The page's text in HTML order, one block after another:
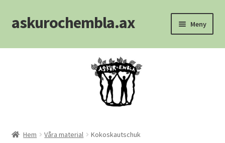
Hoppa
till
Hoppa
till
askurochembla.ax Meny
Hem
Hem Våra material Kokoskautschuk